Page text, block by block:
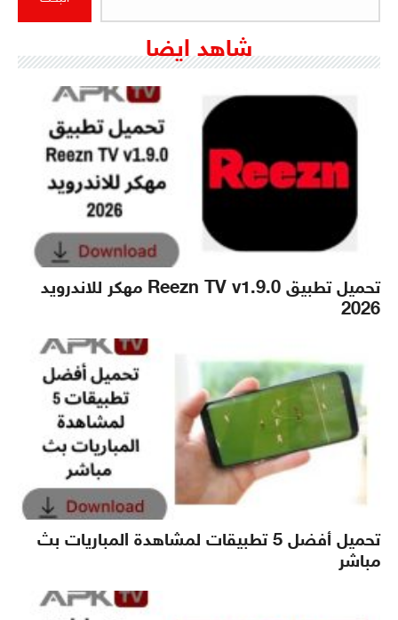
شاهد ايضا
تحميل تطبيق Reezn TV v1.9.0 مهكر للاندرويد
2026
تحميل أفضل 5 تطبيقات لمشاهدة المباريات بث
مباشر